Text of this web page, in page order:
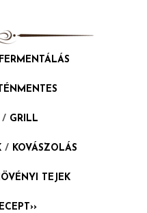
FERMENTÁLÁS
/ GRILL
/ KOVÁSZOLÁS
TEJEK